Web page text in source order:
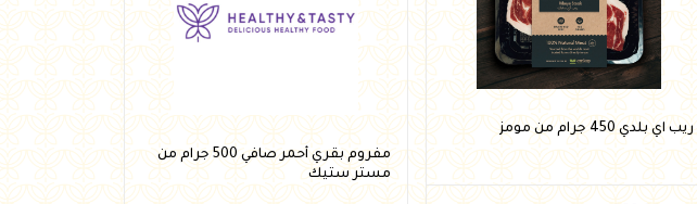
أضف للسلة
جنيه 314.00
ريب اي بلدي 450 جرام من مومز
مفروم بقري أحمر صافي 500 جرام من
مستر ستيك